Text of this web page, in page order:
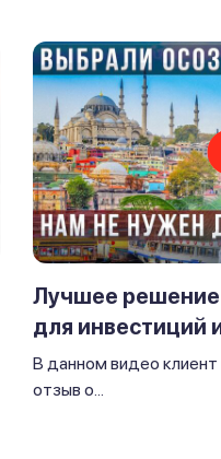
Лучшее
для инвестиций
В данном видео клиент
отзыв о...